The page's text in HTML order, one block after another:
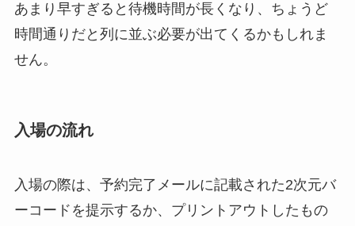
あまり早すぎると待機時間が長くなり、ちょうど
時間通りだと列に並ぶ必要が出てくるかもしれま
せん。
入場の流れ
入場の際は、予約完了メールに記載された2次元バ
ーコードを提示するか、プリントアウトしたもの